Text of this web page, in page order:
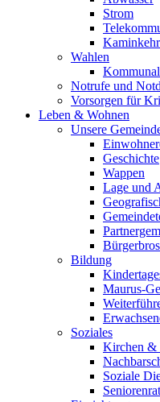
Strom
Wahlen
Notrufe und
Vorsorgen für
Leben & Wohnen
Unsere
Geschichte
Wappen
Lage und
Bildung
Maurus-
Soziales
Kirchen &
Soziale
Seniorenrat